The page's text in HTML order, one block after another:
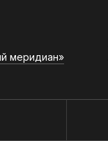
меридиан»